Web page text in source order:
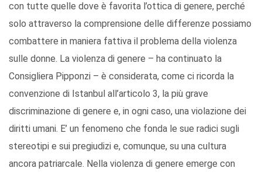
con tutte quelle dove è favorita l’ottica di genere, perché
solo attraverso la comprensione delle differenze possiamo
combattere in maniera fattiva il problema della violenza
sulle donne. La violenza di genere – ha continuato la
Consigliera Pipponzi – è considerata, come ci ricorda la
convenzione di Istanbul all’articolo 3, la più grave
discriminazione di genere e, in ogni caso, una violazione dei
diritti umani. E’ un fenomeno che fonda le sue radici sugli
stereotipi e sui pregiudizi e, comunque, su una cultura
ancora patriarcale. Nella violenza di genere emerge con